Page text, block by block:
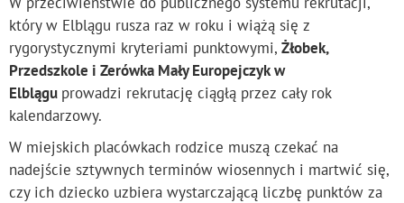
który w Elblągu rusza raz w roku i wiążą się z
rygorystycznymi kryteriami punktowymi, Żłobek,
Przedszkole i Zerówka Mały Europejczyk w
Elblągu prowadzi rekrutację ciągłą przez cały rok
kalendarzowy.
W miejskich placówkach rodzice muszą czekać na
nadejście sztywnych terminów wiosennych i martwić się,
czy ich dziecko uzbiera wystarczającą liczbę punktów za